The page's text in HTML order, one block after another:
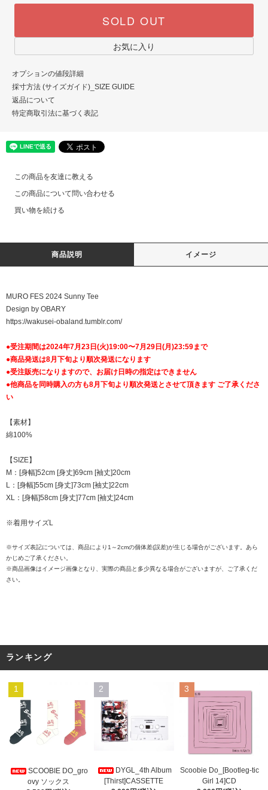
SOLD OUT
お気に入り
オプションの値段詳細
採寸方法 (サイズガイド)_SIZE GUIDE
返品について
特定商取引法に基づく表記
この商品を友達に教える
この商品について問い合わせる
買い物を続ける
商品説明 イメージ
MURO FES 2024 Sunny Tee
Design by OBARY
https://wakusei-obaland.tumblr.com/
●受注期間は2024年7月23日(火)19:00〜7月29日(月)23:59まで
●商品発送は8月下旬より順次発送になります
●受注販売になりますので、お届け日時の指定はできません
●他商品を同時購入の方も8月下旬より順次発送とさせて頂きます ご了承くださ
い
【素材】
綿100%
【SIZE】
M：[身幅]52cm [身丈]69cm [袖丈]20cm
L：[身幅]55cm [身丈]73cm [袖丈]22cm
XL：[身幅]58cm [身丈]77cm [袖丈]24cm
※着用サイズL
※サイズ表記については、商品により1～2cmの個体差(誤差)が生じる場合がございます。あら
かじめご了承ください。
※商品画像はイメージ画像となり、実際の商品と多少異なる場合がございますが、ご了承くだ
さい。
ランキング
1
SCOOBIE DO_gro
ovy ソックス
2
DYGL_4th Album
[Thirst]CASSETTE
3
Scoobie Do_[Bootleg-tic
Girl 14]CD